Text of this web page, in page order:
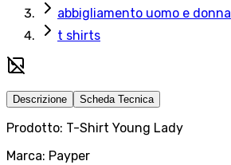
abbigliamento uomo e donna
t shirts
Descrizione Scheda Tecnica
Prodotto: T-Shirt Young Lady
Marca: Payper